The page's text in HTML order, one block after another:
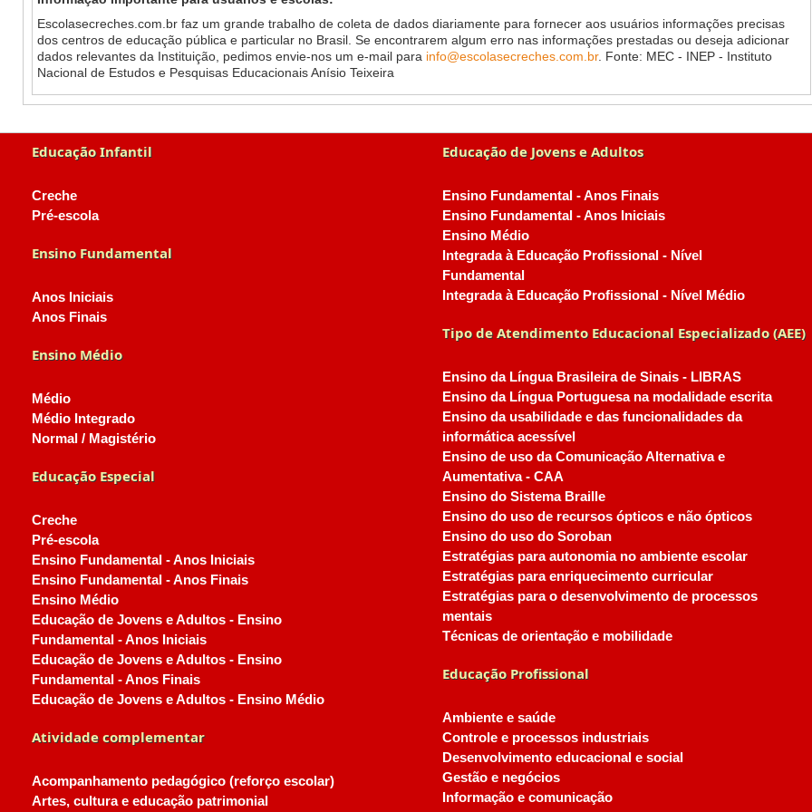
Escolasecreches.com.br faz um grande trabalho de coleta de dados diariamente para fornecer aos usuários informações precisas
dos centros de educação pública e particular no Brasil. Se encontrarem algum erro nas informações prestadas ou deseja adicionar
dados relevantes da Instituição, pedimos envie-nos um e-mail para info@escolasecreches.com.br. Fonte: MEC - INEP - Instituto
Nacional de Estudos e Pesquisas Educacionais Anísio Teixeira
Educação Infantil
Creche
Pré-escola
Ensino Fundamental
Anos Iniciais
Anos Finais
Ensino Médio
Médio
Médio Integrado
Normal / Magistério
Educação Especial
Creche
Pré-escola
Ensino Fundamental - Anos Iniciais
Ensino Fundamental - Anos Finais
Ensino Médio
Educação de Jovens e Adultos - Ensino
Fundamental - Anos Iniciais
Educação de Jovens e Adultos - Ensino
Fundamental - Anos Finais
Educação de Jovens e Adultos - Ensino Médio
Atividade complementar
Acompanhamento pedagógico (reforço escolar)
Artes, cultura e educação patrimonial
Educação de Jovens e Adultos
Ensino Fundamental - Anos Finais
Ensino Fundamental - Anos Iniciais
Ensino Médio
Integrada à Educação Profissional - Nível
Fundamental
Integrada à Educação Profissional - Nível Médio
Tipo de Atendimento Educacional Especializado (AEE)
Ensino da Língua Brasileira de Sinais - LIBRAS
Ensino da Língua Portuguesa na modalidade escrita
Ensino da usabilidade e das funcionalidades da
informática acessível
Ensino de uso da Comunicação Alternativa e
Aumentativa - CAA
Ensino do Sistema Braille
Ensino do uso de recursos ópticos e não ópticos
Ensino do uso do Soroban
Estratégias para autonomia no ambiente escolar
Estratégias para enriquecimento curricular
Estratégias para o desenvolvimento de processos
mentais
Técnicas de orientação e mobilidade
Educação Profissional
Ambiente e saúde
Controle e processos industriais
Desenvolvimento educacional e social
Gestão e negócios
Informação e comunicação